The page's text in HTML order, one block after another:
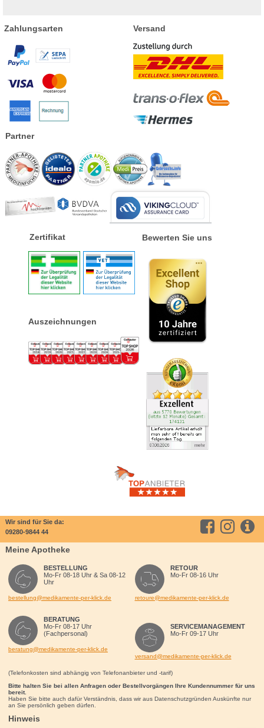
Zahlungsarten Versand
Partner
Zertifikat
Auszeichnungen
Bewerten Sie uns
Wir sind für Sie da:
09280-9844 44
Meine Apotheke
BESTELLUNG
Mo-Fr 08-18 Uhr & Sa 08-12
Uhr
bestellung@medikamente-per-klick.de
BERATUNG
Mo-Fr 08-17 Uhr
(Fachpersonal)
beratung@medikamente-per-klick.de
RETOUR
Mo-Fr 08-16 Uhr
retoure@medikamente-per-klick.de
SERVICEMANAGEMENT
Mo-Fr 09-17 Uhr
versand@medikamente-per-klick.de
(Telefonkosten sind abhängig von Telefonanbieter und -tarif)
Bitte halten Sie bei allen Anfragen oder Bestellvorgängen Ihre Kundennummer für uns
bereit.
Haben Sie bitte auch dafür Verständnis, dass wir aus Datenschutzgründen Auskünfte nur
an Sie persönlich geben dürfen.
Hinweis